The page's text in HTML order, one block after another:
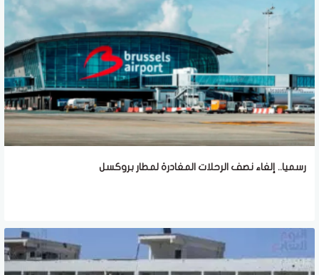
رسميا.. إلغاء نصف الرحلات المغادرة لمطار بروكسل